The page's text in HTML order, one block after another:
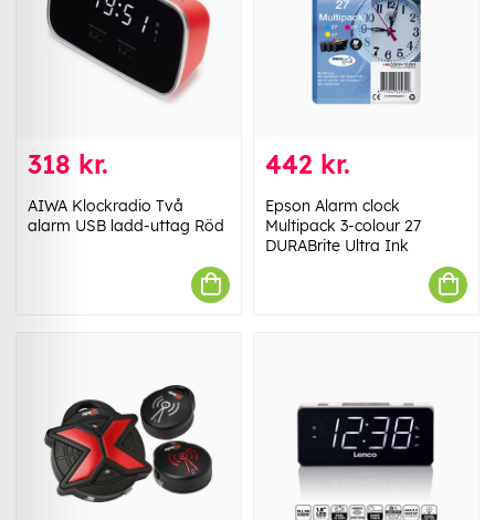
318 kr.
AIWA Klockradio Två
alarm USB ladd-uttag Röd
442 kr.
Epson Alarm clock
Multipack 3-colour 27
DURABrite Ultra Ink